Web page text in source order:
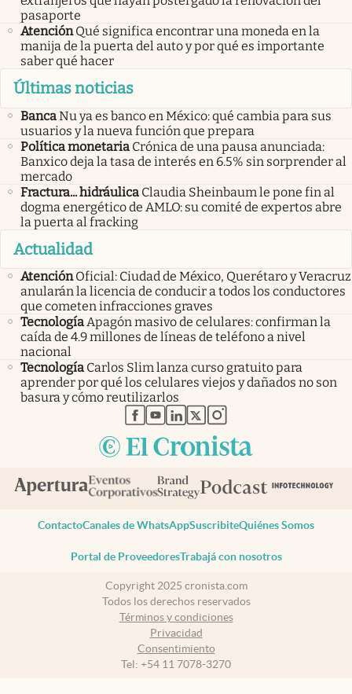
pasaporte
Atención Qué significa encontrar una moneda en la
manija de la puerta del auto y por qué es importante
saber qué hacer
Últimas noticias
BancaNu ya es banco en México: qué cambia para sus
usuarios y la nueva función que prepara
Política monetaria Crónica de una pausa anunciada:
Banxico deja la tasa de interés en 6.5% sin sorprender al
mercado
Fractura... hidráulica Claudia Sheinbaum le pone fin al
dogma energético de AMLO: su comité de expertos abre
la puerta al fracking
Actualidad
Atención Oficial: Ciudad de México, Querétaro y Veracruz
anularán la licencia de conducir a todos los conductores
que cometen infracciones graves
TecnologíaApagón masivo de celulares: confirman la
caída de 4.9 millones de líneas de teléfono a nivel
nacional
Tecnología Carlos Slim lanza curso gratuito para
aprender por qué los celulares viejos y dañados no son
basura y cómo reutilizarlos
abre en nueva pestaña
abre en nueva pestaña
abre en nueva pestaña
abre en nueva pestaña
abre en nueva pestaña
ContactoCanales de WhatsAppSuscribiteQuiénes Somos
Portal de ProveedoresTrabajá con nosotros
Copyright 2025 cronista.com
Todos los derechos reservados
Términos y condiciones
Privacidad
Consentimiento
Tel: +54 11 7078-3270